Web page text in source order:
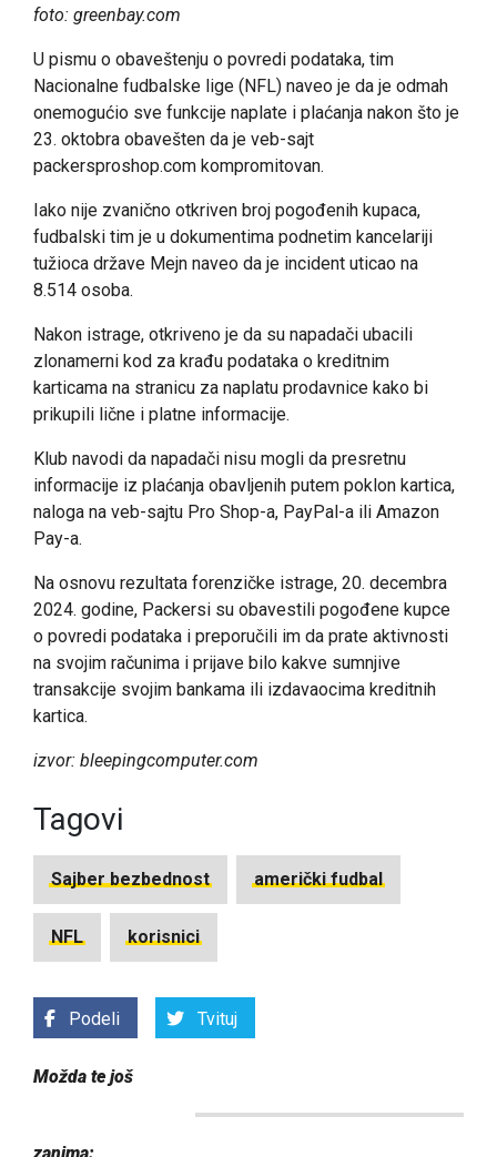
foto: greenbay.com
U pismu o obaveštenju o povredi podataka, tim
Nacionalne fudbalske lige (NFL) naveo je da je odmah
onemogućio sve funkcije naplate i plaćanja nakon što je
23. oktobra obavešten da je veb-sajt
packersproshop.com kompromitovan.
Iako nije zvanično otkriven broj pogođenih kupaca,
fudbalski tim je u dokumentima podnetim kancelariji
tužioca države Mejn naveo da je incident uticao na
8.514 osoba.
Nakon istrage, otkriveno je da su napadači ubacili
zlonamerni kod za krađu podataka o kreditnim
karticama na stranicu za naplatu prodavnice kako bi
prikupili lične i platne informacije.
Klub navodi da napadači nisu mogli da presretnu
informacije iz plaćanja obavljenih putem poklon kartica,
naloga na veb-sajtu Pro Shop-a, PayPal-a ili Amazon
Pay-a.
Na osnovu rezultata forenzičke istrage, 20. decembra
2024. godine, Packersi su obavestili pogođene kupce
o povredi podataka i preporučili im da prate aktivnosti
na svojim računima i prijave bilo kakve sumnjive
transakcije svojim bankama ili izdavaocima kreditnih
kartica.
izvor: bleepingcomputer.com
Tagovi
Sajber bezbednost američki fudbal
NFL korisnici
Podeli Tvituj
Možda te još